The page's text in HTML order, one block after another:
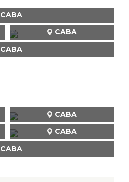
CABA
CABA
CABA
CABA
CABA
CABA